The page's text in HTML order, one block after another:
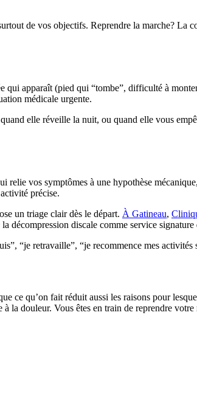
de vos objectifs. Reprendre la marche? La
qui apparaît (pied qui “tombe”, difficulté à
médicale urgente.
elle réveille la nuit, ou quand elle vous
vos symptômes à une hypothèse
précise.
un triage clair dès le départ. À Gatineau,
discale comme service signature
“je retravaille”, “je recommence mes
ce qu’on fait réduit aussi les raisons pour
la douleur. Vous êtes en train de reprendre